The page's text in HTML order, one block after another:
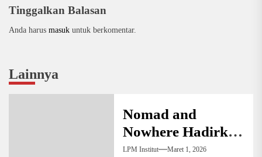
Tinggalkan Balasan
Anda harus masuk untuk berkomentar.
Lainnya
Nomad and
Nowhere Hadirkan
Seni Kontemporer
LPM Institut Maret 1, 2026